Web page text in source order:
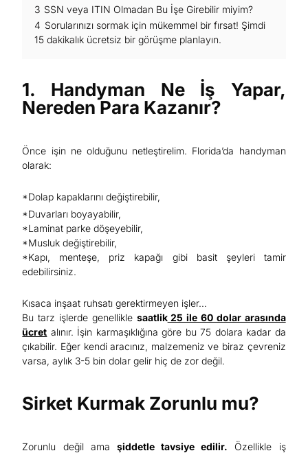
3 SSN veya ITIN Olmadan Bu İşe Girebilir miyim?
4 Sorularınızı sormak için mükemmel bir fırsat! Şimdi
15 dakikalık ücretsiz bir görüşme planlayın.
1. Handyman Ne İş Yapar,
Nereden Para Kazanır?
Önce işin ne olduğunu netleştirelim. Florida’da handyman
olarak:
*Dolap kapaklarını değiştirebilir,
*Duvarları boyayabilir,
*Laminat parke döşeyebilir,
*Musluk değiştirebilir,
*Kapı, menteşe, priz kapağı gibi basit şeyleri tamir
edebilirsiniz.
Kısaca inşaat ruhsatı gerektirmeyen işler…
Bu tarz işlerde genellikle saatlik25 ile 60 dolar arasında
ücret alınır. İşin karmaşıklığına göre bu 75 dolara kadar da
çıkabilir. Eğer kendi aracınız, malzemeniz ve biraz çevreniz
varsa, aylık 3-5 bin dolar gelir hiç de zor değil.
Sirket Kurmak Zorunlu mu?
Zorunlu değil ama şiddetle tavsiye edilir. Özellikle iş